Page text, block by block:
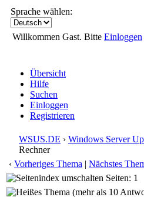
Sprache wählen:
Willkommen Gast. Bitte Einloggen
Übersicht
Hilfe
Suchen
Einloggen
Registrieren
WSUS.DE › Windows Server
Rechner
‹ Vorheriges Thema | Nächstes
Seiten: 1